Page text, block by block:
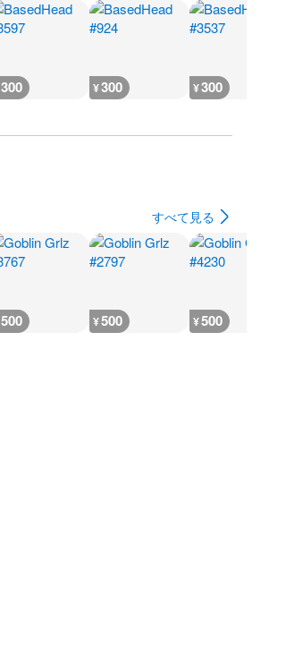
300 ¥300 ¥300
すべて見る
500 ¥500 ¥500